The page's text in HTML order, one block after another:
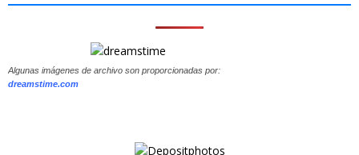
Algunas imágenes de archivo son proporcionadas por:
dreamstime.com